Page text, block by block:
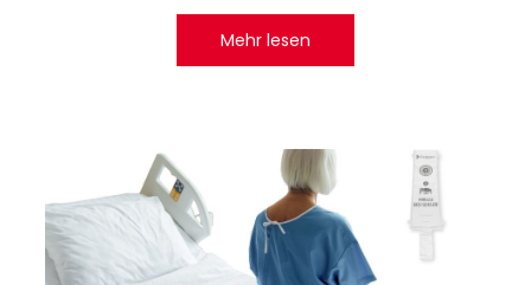
Mehr lesen